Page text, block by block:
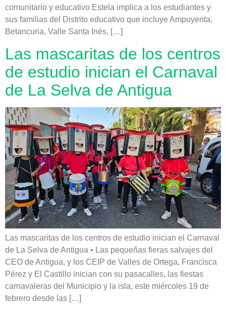
comunitario y educativo Estela implica a los estudiantes y
sus familias del Distrito educativo que incluye Ampuyenta,
Betancuria, Valle Santa Inés, […]
Las mascaritas de los centros
de estudio inician el Carnaval
de La Selva de Antigua
Las mascaritas de los centros de estudio inician el Carnaval
de La Selva de Antigua • Las pequeñas fieras salvajes del
CEO de Antigua, y los CEIP de Valles de Ortega, Francisca
Pérez y El Castillo inician con su pasacalles, las fiestas
carnavaleras del Municipio y la isla, este miércoles 19 de
febrero desde las […]